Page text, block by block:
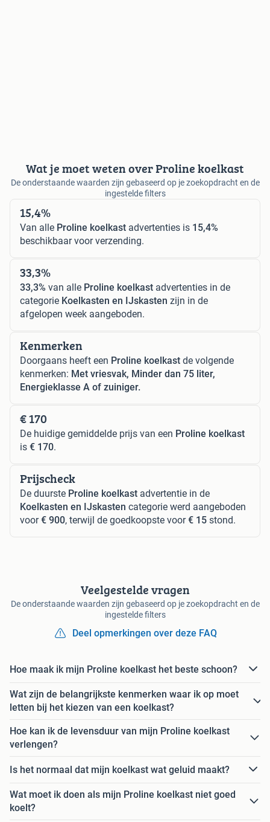
Wat je moet weten over Proline koelkast
De onderstaande waarden zijn gebaseerd op je zoekopdracht en de
ingestelde filters
15,4%
Van alle Proline koelkast advertenties is 15,4%
beschikbaar voor verzending.
33,3%
33,3% van alle Proline koelkast advertenties in de
categorie Koelkasten en IJskasten zijn in de
afgelopen week aangeboden.
Kenmerken
Doorgaans heeft een Proline koelkast de volgende
kenmerken: Met vriesvak, Minder dan 75 liter,
Energieklasse A of zuiniger.
€ 170
De huidige gemiddelde prijs van een Proline koelkast
is € 170.
Prijscheck
De duurste Proline koelkast advertentie in de
Koelkasten en IJskasten categorie werd aangeboden
voor€ 900, terwijl de goedkoopste voor€ 15 stond.
Veelgestelde vragen
De onderstaande waarden zijn gebaseerd op je zoekopdracht en de
ingestelde filters
Deel opmerkingen over deze FAQ
Hoe maak ik mijn Proline koelkast het beste schoon?
Wat zijn de belangrijkste kenmerken waar ik op moet
letten bij het kiezen van een koelkast?
Hoe kan ik de levensduur van mijn Proline koelkast
verlengen?
Is het normaal dat mijn koelkast wat geluid maakt?
Wat moet ik doen als mijn Proline koelkast niet goed
koelt?